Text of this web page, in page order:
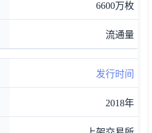
6600万枚
流通量
发行时间
2018年